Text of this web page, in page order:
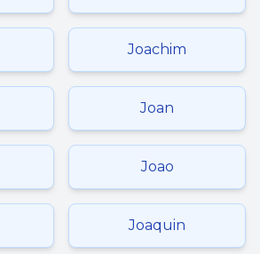
Joachim
Joan
Joao
Joaquin